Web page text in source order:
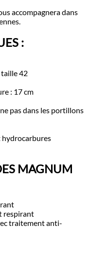
accompagnera dans
:
taille 42
: 17 cm
pas dans les portillons
hydrocarbures
MAGNUM
respirant
traitement anti-